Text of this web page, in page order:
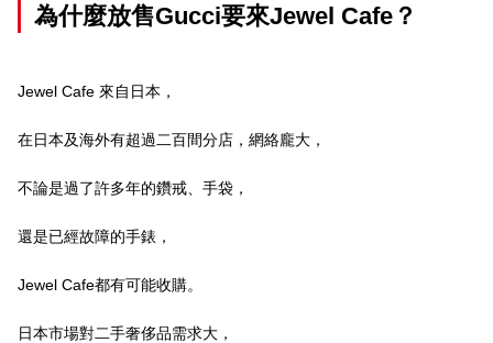
為什麼放售Gucci要來Jewel Cafe？
Jewel Cafe 來自日本，
在日本及海外有超過二百間分店，網絡龐大，
不論是過了許多年的鑽戒、手袋，
還是已經故障的手錶，
Jewel Cafe都有可能收購。
日本市場對二手奢侈品需求大，